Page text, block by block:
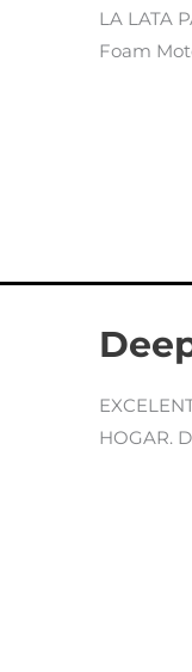
LA LATA
Foam
HOGAR.